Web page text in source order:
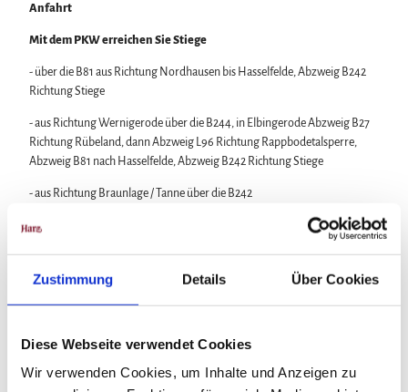
Zustimmung Details Über Cookies
Diese Webseite verwendet Cookies
Wir verwenden Cookies, um Inhalte und Anzeigen zu
Anfahrt
Mit dem PKW erreichen Sie Stiege
- über die B81 aus Richtung Nordhausen bis Hasselfelde, Abzweig B242
Richtung Stiege
- aus Richtung Wernigerode über die B244, in Elbingerode Abzweig B27
Richtung Rübeland, dann Abzweig L96 Richtung Rappbodetalsperre,
Abzweig B81 nach Hasselfelde, Abzweig B242 Richtung Stiege
- aus Richtung Braunlage / Tanne über die B242
Öffentliche Verkehrsmittel
Harzer
Verkehrsbetriebe:
aus Richtung Blankenburg mit der Linie 263